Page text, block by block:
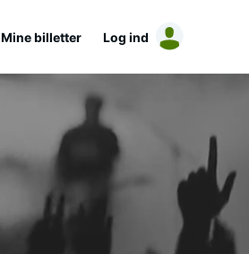
Mine billetter Log ind